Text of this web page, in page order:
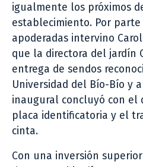
igualmente los próximos
establecimiento. Por
apoderadas intervino
que la directora del jardín
entrega de sendos
Universidad del Bío-Bío y
inaugural concluyó con el
placa identificatoria y el
cinta.
Con una inversión